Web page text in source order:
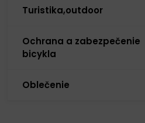
Turistika,outdoor
Ochrana a zabezpečenie
bicykla
Oblečenie